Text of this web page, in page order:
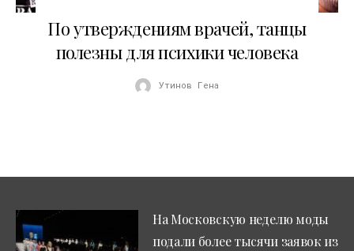
12.08.2011
По утверждениям врачей, танцы
полезны для психики человека
Утинов Гена
На Московскую неделю моды
подали более тысячи заявок из